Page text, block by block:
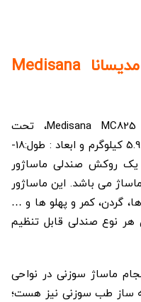
روکش صندلی ماساژور مدیسانا Medisana
روکش صندلی ماساژور مدیسانا Medisana MC825، تحت
لیسانس کشور آلمان، با وزن حدودی 5.9 کیلوگرم و ابعاد : طول:18-
سانتی متر، یک روکش صندلی ماساژور
می باشد. این ماساژور
گردن، کمر و پهلو ها و …
هر نوع صندلی قابل تنظیم
ماساژ سوزنی در نواحی
ساز طب سوزنی نیز هست؛